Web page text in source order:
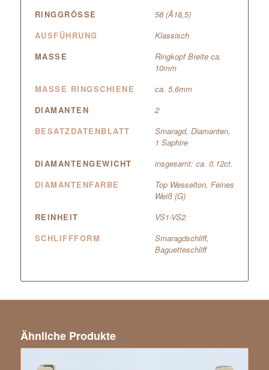
RINGGRÖSSE
58 (Ã18,5)
AUSFÜHRUNG
Klassisch
MASSE
Ringkopf Breite ca.
10mm
MASSE RINGSCHIENE
ca. 5,6mm
DIAMANTEN
2
BESATZDATENBLATT
Smaragd, Diamanten,
1 Saphire
DIAMANTENGEWICHT
insgesamt: ca. 0.12ct.
DIAMANTENFARBE
Top Wesselton, Feines
Weiß (G)
REINHEIT
VS1-VS2
SCHLIFFFORM
Smaragdschliff,
Baguetteschliff
Ähnliche Produkte